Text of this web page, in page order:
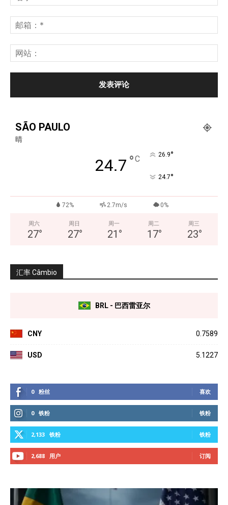
SÃO PAULO
晴
24.7 °C 26.9°
24.7°
72% 2.7m/s 0%
周六
27°
周日
27°
周一
21 °
周二
17°
周三
23°
汇率 Câmbio
BRL - 巴西雷亚尔
CNY 0.7589
USD 5.1227
0 粉丝 喜欢
0 铁粉 铁粉
2,133 铁粉 铁粉
2,688 用户 订阅